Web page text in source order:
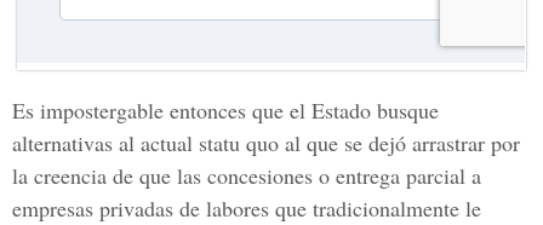
Es impostergable entonces que el Estado busque
alternativas al actual statu quo al que se dejó arrastrar por
la creencia de que las concesiones o entrega parcial a
empresas privadas de labores que tradicionalmente le